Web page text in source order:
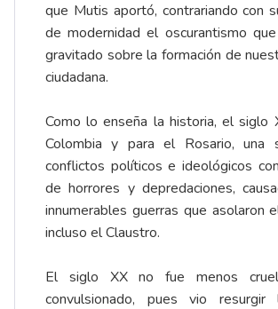
que Mutis aportó, contrariando con
de modernidad el oscurantismo
gravitado sobre la formación de
ciudadana.
Como lo enseña la historia, el siglo
Colombia y para el Rosario, una
conflictos políticos e ideológicos
de horrores y depredaciones,
innumerables guerras que asolaron
incluso el Claustro.
El siglo XX no fue menos
convulsionado, pues vio resurgir